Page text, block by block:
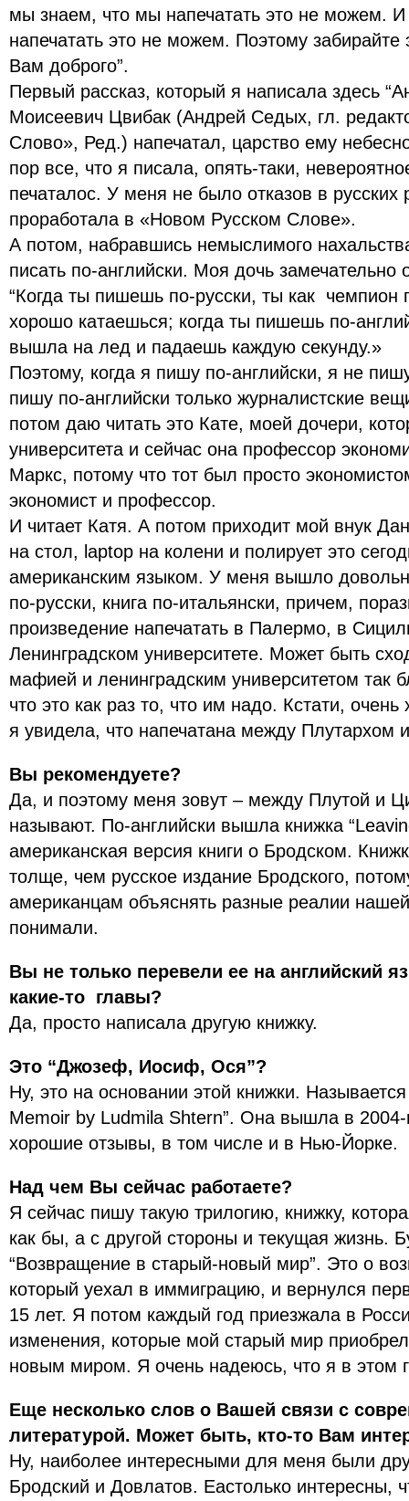
мы знаем, что мы напечатать это не можем.
напечатать это не можем. Поэтому забирайте
Вам доброго”.
Первый рассказ, который я написала здесь
Моисеевич Цвибак (Андрей Седых, гл.
Слово», Ред.) напечатал, царство ему
пор все, что я писала, опять-таки,
печаталос. У меня не было отказов в русских
проработала в «Новом Русском Слове».
А потом, набравшись немыслимого
писать по-английски. Моя дочь замечательно
“Когда ты пишешь по-русски, ты как чемпион
хорошо катаешься; когда ты пишешь по-
вышла на лед и падаешь каждую секунду.»
Поэтому, когда я пишу по-английски, я не
пишу по-английски только журналистские
потом даю читать это Кате, моей дочери,
университета и сейчас она профессор
Маркс, потому что тот был просто
экономист и профессор.
И читает Катя. А потом приходит мой внук
на стол, laptop на колени и полирует это
американским языком. У меня вышло
по-русски, книга по-итальянски, причем,
произведение напечатать в Палермо, в
Ленинградском университете. Может быть
мафией и ленинградским университетом так
что это как раз то, что им надо. Кстати,
я увидела, что напечатана между Плутархом
Вы рекомендуете?
Да, и поэтому меня зовут – между Плутой и
называют. По-английски вышла книжка
американская версия книги о Бродском.
толще, чем русское издание Бродского,
американцам объяснять разные реалии
понимали.
Вы не только перевели ее на английский
какие-то главы?
Да, просто написала другую книжку.
Это “Джозеф, Иосиф, Ося”?
Ну, это на основании этой книжки.
Memoir by Ludmila Shtern”. Она вышла в
хорошие отзывы, в том числе и в Нью-Йорке.
Над чем Вы сейчас работаете?
Я сейчас пишу такую трилогию, книжку,
как бы, а с другой стороны и текущая жизнь.
“Возвращение в старый-новый мир”. Это о
который уехал в иммиграцию, и вернулся
15 лет. Я потом каждый год приезжала в
изменения, которые мой старый мир
новым миром. Я очень надеюсь, что я в этом
Еще несколько слов о Вашей связи с
литературой. Может быть, кто-то Вам
Ну, наиболее интересными для меня были
Бродский и Довлатов. Еастолько интересны,